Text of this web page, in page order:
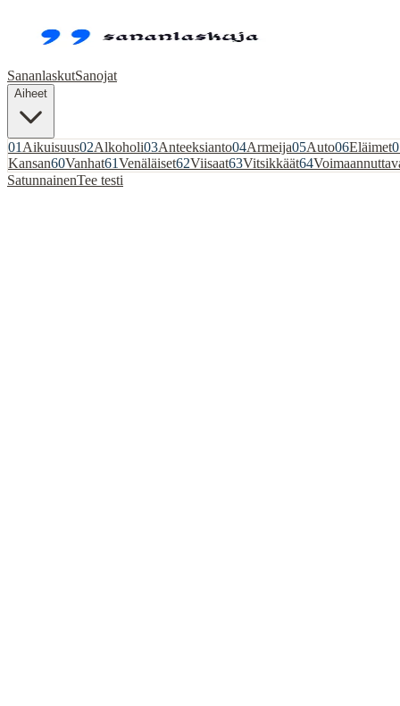
SananlaskutSanojat
Aiheet
01 Aikuisuus02Alkoholi03Anteeksianto04Armeija05Auto06Eläimet
Kansan60Vanhat61Venäläiset62Viisaat63Vitsikkäät64
SatunnainenTee testi